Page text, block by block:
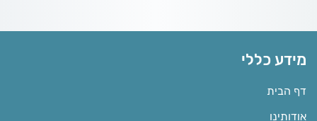
מידע כללי
דף הבית
אודותינו